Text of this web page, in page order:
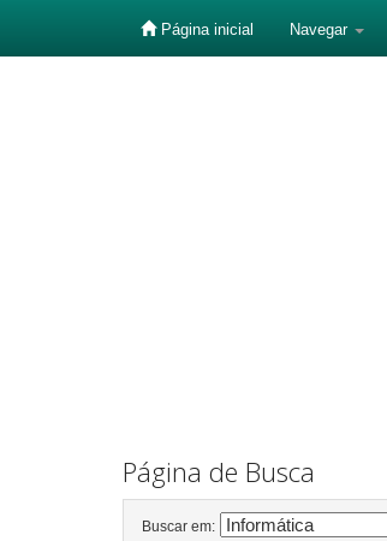
Página inicial Navegar
Página de Busca
Buscar em: